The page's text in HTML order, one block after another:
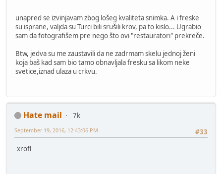
unapred se izvinjavam zbog lošeg kvaliteta snimka. A i freske
su isprane, valjda su Turci bili srušili krov, pa to kislo... Ugrabio
sam da fotografišem pre nego što ovi "restauratori" prekreče.
Btw, jedva su me zaustavili da ne zadrmam skelu jednoj ženi
koja baš kad sam bio tamo obnavljala fresku sa likom neke
svetice,iznad ulaza u crkvu.
Hate mail
7k
#33
September 19, 2016, 12:43:06 PM
xrofl